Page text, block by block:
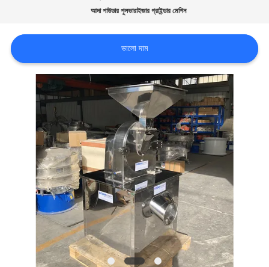
উদ্ধৃতির
আবেদন
সাইটম্যাপ
গোপনীয়তা
আদা পাউডার পুলভারাইজার গ্রাইন্ডার মেশিন
ভালো দাম